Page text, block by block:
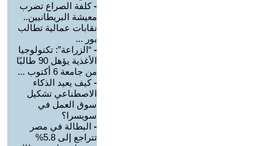
-كلفة الصراع تضرب
معيشة البريطانيين..
نقابات عمالية تطالب
بور ...
- “الزراعة”: تكنولوجيا
الأغذية يؤهل 90 طالبًا
من جامعة 6 أكتوب ...
-كيف يعيد الذكاء
الاصطناعي تشكيل
سوق العمل في
سويسرا؟
- البطالة في مصر
تتراجع إلى 5.8%